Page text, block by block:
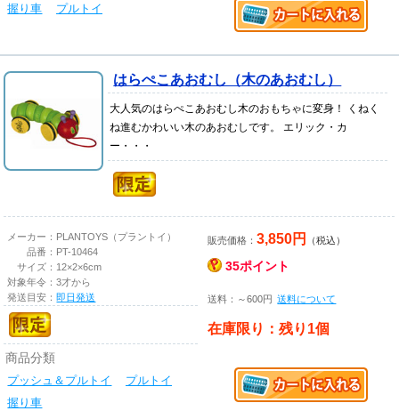
握り車 プルトイ
はらぺこあおむし（木のあおむし）
大人気のはらぺこあおむし木のおもちゃに変身！ くねく
ね進むかわいい木のあおむしです。 エリック・カ
ー・・・
メーカー： PLANTOYS（プラントイ）
品番： PT-10464
サイズ： 12×2×6cm
対象年令：3才から
発送目安：即日発送
商品分類
プッシュ＆プルトイ
プルトイ
握り車
販売価格：3,850円 （税込）
35ポイント
送料：～600円 送料について
在庫限り：残り1個